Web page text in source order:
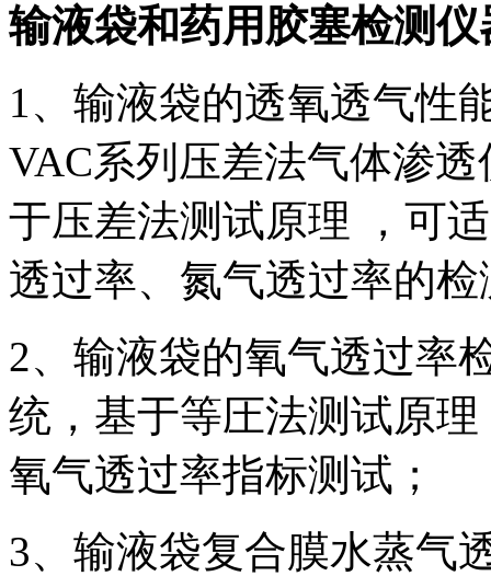
输液袋和药用胶塞检测
1、输液袋的透氧透气性
VAC系列压差法气体渗
于压差法测试原理 ，可
透过率、氮气透过率的检
2、输液袋的氧气透过率
统，基于等圧法测试原
氧气透过率指标测试；
3、输液袋复合膜水蒸气